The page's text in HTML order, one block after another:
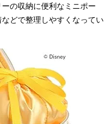
の収納に便利なミニポー
どで整理しやすくなってい